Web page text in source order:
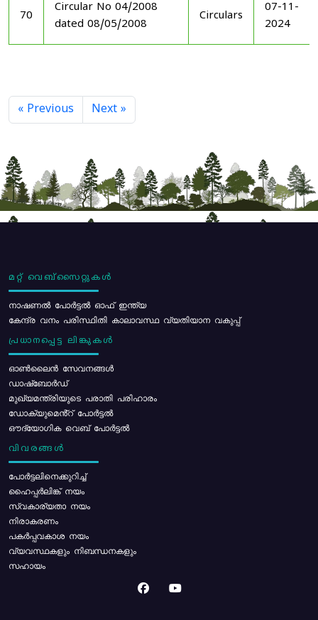
70
Circular No 04/2008
dated 08/05/2008
Circulars
07-11-
2024
« Previous Next »
മറ്റ് വെബ്സൈറ്റുകൾ
നാഷണൽ പോർട്ടൽ ഓഫ് ഇന്ത്യ
കേന്ദ്ര വനം പരിസ്ഥിതി കാലാവസ്ഥ വ്യതിയാന വകുപ്പ്
പ്രധാനപ്പെട്ട ലിങ്കുകൾ
ഓൺലൈൻ സേവനങ്ങൾ
ഡാഷ്ബോർഡ്
മുഖ്യമന്ത്രിയുടെ പരാതി പരിഹാരം
ഡോക്യുമെൻ്റ് പോർട്ടൽ
ഔദ്യോഗിക വെബ് പോർട്ടൽ
വിവരങ്ങൾ
പോര്‍ട്ടലിനെക്കുറിച്ച്
ഹൈപ്പർലിങ്ക് നയം
സ്വകാര്യതാ നയം
നിരാകരണം
പകർപ്പവകാശ നയം
വ്യവസ്ഥകളും നിബന്ധനകളും
സഹായം